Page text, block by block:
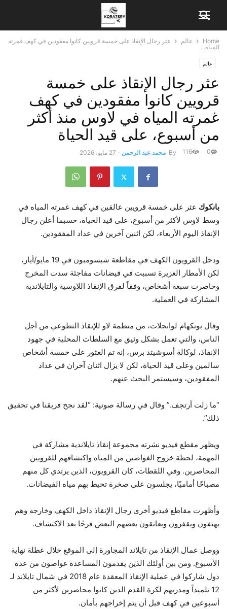
Home عالم
عثر رجال الإنقاذ على خمسة قرويين كانوا مفقودين في كهف غمرته
المياه...
عالم
عثر رجال الإنقاذ على خمسة
قرويين كانوا مفقودين في كهف
غمرته المياه في لاوس منذ أكثر
من أسبوع، على قيد الحياة
By محمد عبد الرحمن - 27 مايو، 2026 0
116
بانكوك عثر على خمسة قرويين عالقين في كهف غمرته المياه في
وسط لاوس لأكثر من أسبوع، على قيد الحياة، حسبما أعلن رجال
الإنقاذ اليوم الأربعاء، لكن اثنين آخرين في عداد المفقودين.
ودخل القرويون الكهف في مقاطعة شيسومبون في 19 مايو/أيار،
لكن الأمطار الغزيرة تسببت في فيضانات مفاجئة سدت المخرج
وحاصرت سبعة أشخاص، وفقاً لفرق الإنقاذ اللاوسية والتايلاندية
المشاركة في العملية.
وقال بونكهام لوانجلات، من منظمة لاو للإنقاذ التطوعي من أجل
الناس، والتي تعمل بشكل وثيق مع السلطات المحلية في جهود
الإنقاذ، لوكالة أسوشيتد برس، إنه تم العثور على خمسة أشخاص
سالمين وعلى قيد الحياة، لكن لا يزال اثنان آخران في عداد
المفقودين، وسيستمر البحث عنهم.
“ما زلت أرتجف.” وقال في رسالة صوتية: “لقد نجح فريقنا في تحقيق
ذلك”.
ويظهر مقطع فيديو نشرته مجموعة إنقاذ تايلاندية مشاركة في
المهمة، لحظة خروج الغواصين من المياه واكتشافهم للقرويين
المحاصرين. وفي اللقطات، كان القرويون، الذين يرتدي كل منهم
مصباحًا أماميًا، يجلسون على صخرة تحيط بهم مياه الفيضانات.
وأظهرت مقاطع فيديو أخرى رجال الإنقاذ داخل الكهف وخارجه وهم
يهتفون ويقفزون ويعانقون بعضهم البعض فرحًا بعد الاكتشاف.
ووصل عمال الإنقاذ من تايلاند المجاورة إلى الموقع خلال عطلة نهاية
الأسبوع. ومن بين أولئك الذين يقدمون المساعدة غواصون من عدة
دول شاركوا في عملية الإنقاذ المعقدة عام 2018 في شمال تايلاند لـ
12 تلميذاً ومدربهم لكرة القدم الذين كانوا محاصرين لأكثر من
أسبوعين في كهف قبل أن يتم إخراجهم بأمان.